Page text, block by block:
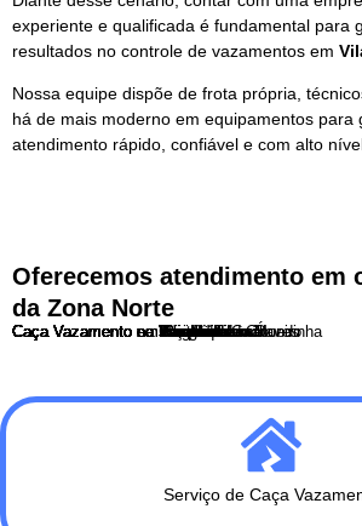
experiente e qualificada é fundamental para
resultados no controle de vazamentos em
Nossa equipe dispõe de frota própria,
há de mais moderno em equipamentos para
atendimento rápido, confiável e com alto
Oferecemos atendimento em
da Zona Norte
Caça Vazamento no Bairro do Limão
Caça Vazamento na Brasilandia
Caça Vazamento na Casa Verde
Caça Vazamento na Freguesia do Ó
Caça Vazamento no Imirim
Caça Vazamento no Jaçanã
Caça Vazamento no Jaraguá
Caça Vazamento no Mandaqui
Caça Vazamento no Parque Edu Chaves
Caça Vazamento no Parque Novo Mundo
Caça Vazamento em Perus
Caça Vazamento em Pirituba
Caça Vazamento em Santana
Caça Vazamento no Tremembé
Caça Vazamento no Tucuruvi
Caça Vazamento na Vila Guilherme
Caça Vazamento na Vila Maria
Caça Vazamento na Vila Medeiros
Caça Vazamento na Vila Nova Cachoeirinha
Serviço de Caça